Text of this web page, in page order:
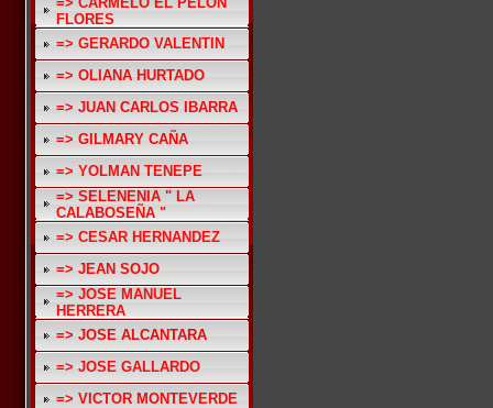
FLORES
=> GERARDO VALENTIN
=> OLIANA HURTADO
=> JUAN CARLOS IBARRA
=> GILMARY CAÑA
=> YOLMAN TENEPE
=> SELENENIA " LA
CALABOSEÑA "
=> CESAR HERNANDEZ
=> JEAN SOJO
=> JOSE MANUEL
HERRERA
=> JOSE ALCANTARA
=> JOSE GALLARDO
=> VICTOR MONTEVERDE